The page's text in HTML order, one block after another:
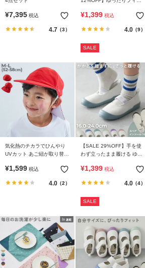
¥7,395 税込
4.7 （3）
上履き(上靴) インソール2枚
¥1,399 税込
4.0（9）
SALE
気化熱のチカラでひんやり
UVカット あご紐が取り替え
(替えゴム紐付き)
¥1,599 税込
4.0（2）
【SALE 29%OFF】手を使
わず立ったまま履ける ゆっ
インソール2枚付き
¥1,399 税込
4.0（4）
SALE